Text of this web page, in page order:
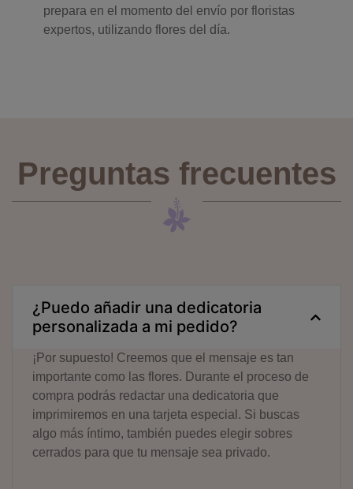
prepara en el momento del envío por floristas
expertos, utilizando flores del día.
Preguntas frecuentes
¿Puedo añadir una dedicatoria
personalizada a mi pedido?
¡Por supuesto! Creemos que el mensaje es tan
importante como las flores. Durante el proceso de
compra podrás redactar una dedicatoria que
imprimiremos en una tarjeta especial. Si buscas
algo más íntimo, también puedes elegir sobres
cerrados para que tu mensaje sea privado.